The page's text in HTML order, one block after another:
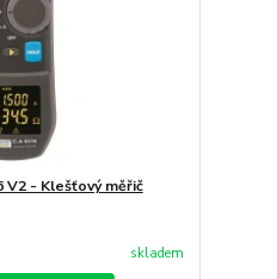
V2 - Klešťový měřič
skladem